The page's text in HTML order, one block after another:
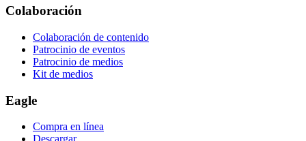
Colaboración
Colaboración de contenido
Patrocinio de eventos
Patrocinio de medios
Kit de medios
Eagle
Compra en línea